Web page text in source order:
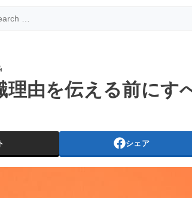
for:
理由を伝える前にす
シェア